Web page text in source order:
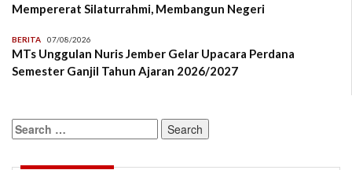
Mempererat Silaturrahmi, Membangun Negeri
BERITA 07/08/2026
MTs Unggulan Nuris Jember Gelar Upacara Perdana
Semester Ganjil Tahun Ajaran 2026/2027
Search
for: